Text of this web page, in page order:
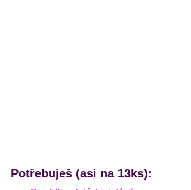
Potřebuješ (asi na 13ks):